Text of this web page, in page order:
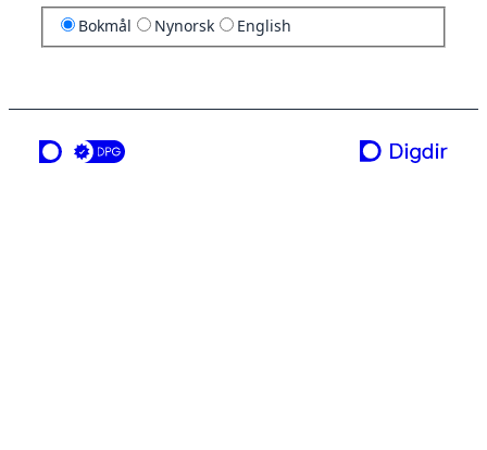
Bokmål Nynorsk English